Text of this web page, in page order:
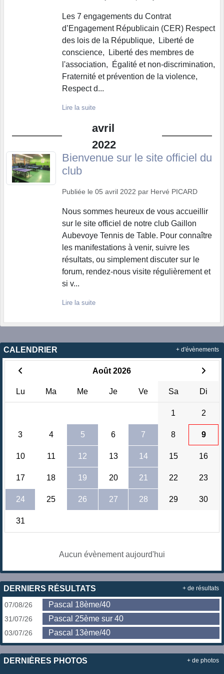
Les 7 engagements du Contrat
d’Engagement Républicain (CER) Respect
des lois de la République, Liberté de
conscience, Liberté des membres de
l'association, Égalité et non-discrimination,
Fraternité et prévention de la violence,
Respect d...
Lire la suite
avril
2022
Bienvenue sur le site officiel du
club
Publiée le 05 avril 2022 par Hervé PICARD
Nous sommes heureux de vous accueillir
sur le site officiel de notre club Gaillon
Aubevoye Tennis de Table. Pour connaître
les manifestations à venir, suivre les
résultats, ou simplement discuter sur le
forum, rendez-nous visite régulièrement et
si v...
Lire la suite
CALENDRIER
Août 2026
Lu Ma Me Je Ve Sa Di
1 2
3 4 5 6 7 8 9
10 11 12 13 14 15 16
17 18 19 20 21 22 23
24 25 26 27 28 29 30
31
Aucun évènement aujourd'hui
+ d'évènements
DERNIERS RÉSULTATS
07/08/26 Pascal 18ème/40
31/07/26 Pascal 25ème sur 40
03/07/26 Pascal 13ème/40
+ de résultats
DERNIÈRES PHOTOS + de photos